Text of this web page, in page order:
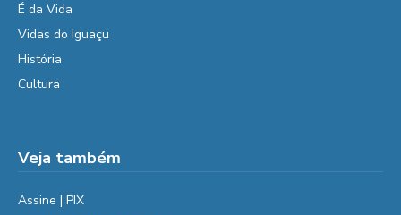
É da Vida
Vidas do Iguaçu
História
Cultura
Veja também
Assine | PIX